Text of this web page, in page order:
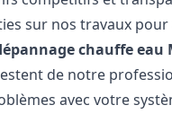
sur nos travaux
chauffe eau
de notre
avec votre